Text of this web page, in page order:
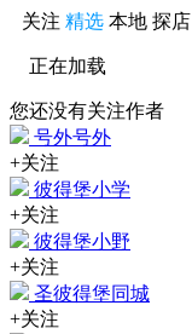
关注 精选 本地 探店
正在加载
您还没有关注作者
号外号外
+关注
彼得堡小学
+关注
彼得堡小野
+关注
圣彼得堡同城
+关注